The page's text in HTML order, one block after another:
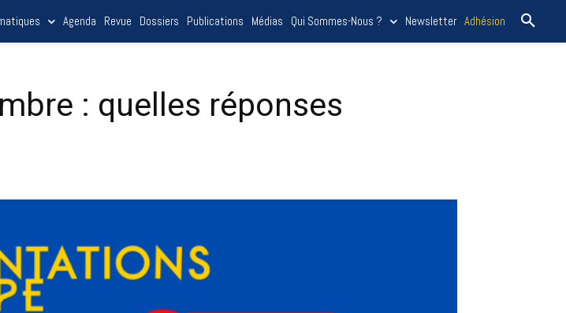
Agenda Revue Dossiers Publications Médias Qui Sommes-Nous ? Newsletter Adhésion
: quelles réponses